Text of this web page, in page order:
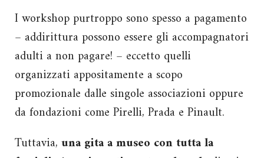
I workshop purtroppo sono spesso a pagamento
– addirittura possono essere gli accompagnatori
adulti a non pagare! – eccetto quelli
organizzati appositamente a scopo
promozionale dalle singole associazioni oppure
da fondazioni come Pirelli, Prada e Pinault.
Tuttavia, una gita a museo con tutta la